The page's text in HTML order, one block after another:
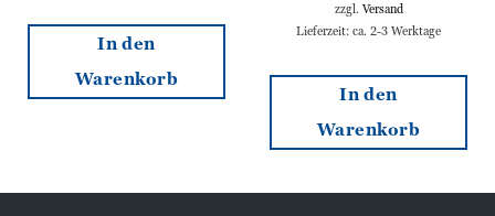
In den
Warenkorb
zzgl. Versand
Lieferzeit: ca. 2-3 Werktage
In den
Warenkorb